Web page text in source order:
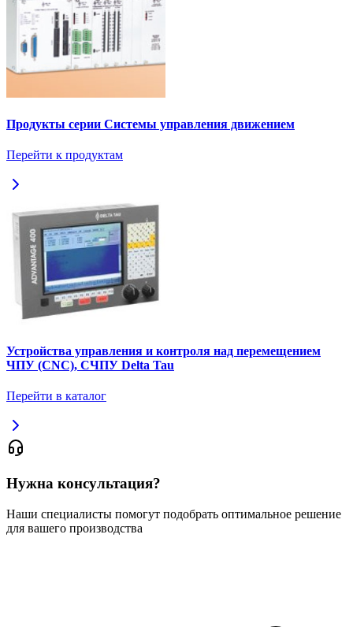
Продукты серии Системы управления движением
Перейти к продуктам
Устройства управления и контроля над перемещением
ЧПУ (CNC), СЧПУ Delta Tau
Перейти в каталог
Нужна консультация?
Наши специалисты помогут подобрать оптимальное решение
для вашего производства